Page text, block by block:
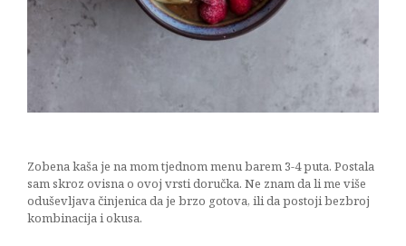
Zobena kaša je na mom tjednom menu barem 3-4 puta. Postala
sam skroz ovisna o ovoj vrsti doručka. Ne znam da li me više
oduševljava činjenica da je brzo gotova, ili da postoji bezbroj
kombinacija i okusa.